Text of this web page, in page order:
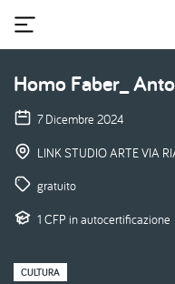
contenuto
principale
Homo Faber_
7 Dicembre 2024
LINK STUDIO ARTE VIA
gratuito
1 CFP in autocertificazione
CULTURA